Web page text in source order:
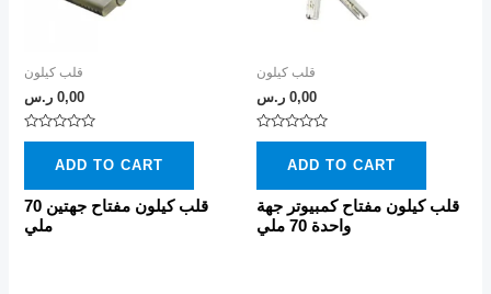
قلب كيلون
0,00 ر.س
Rated
5
ADD TO CART
قلب كيلون مفتاح جهتين 70
ملي
قلب كيلون
0,00 ر.س
Rated
5
ADD TO CART
قلب كيلون مفتاح كمبيوتر جهة
واحدة 70 ملي